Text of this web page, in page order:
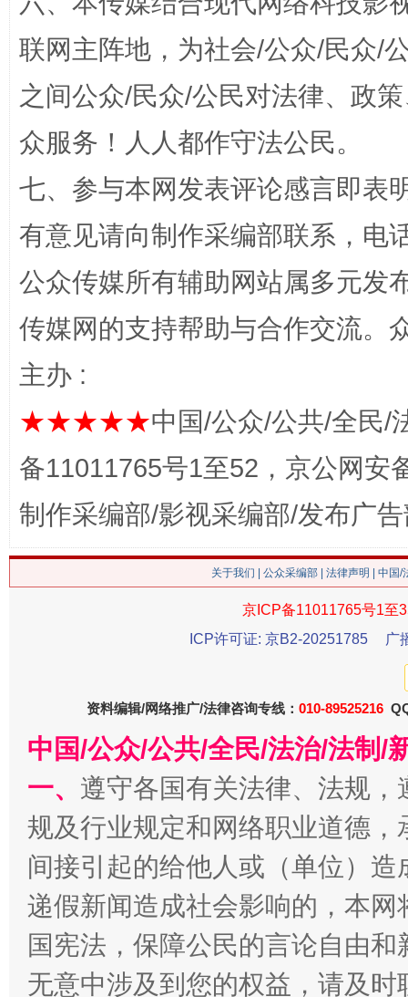
招工难、用工荒背后
网上购药对药下症？
这是一记警钟！ 谢
在谋一域中谋全局
今
习近平的博鳌关键词
魏明亮
联网主阵地，为社会/公众/民众/
之间公众/民众/公民对法律、政
众服务！人人都作守法公民。
七、参与本网发表评论感言即表
有意见请向制作采编部联系，电
公众传媒所有辅助网站属多元发
传媒网的支持帮助与合作交流。
主办 :
★★★★★中国/公众/公共/全民/
备11011765号1至52，京公网安
制作采编部/影视采编部/发布广
关于我们 公众采编部 法律声明 | 中国
京ICP备11011765号1至
ICP许可证: 京B2-20251785
广
资料编辑/网络推广/法律咨询专线： 010-89525216
中国/公众/公共/全民/法治/法制/
一、 遵守各国有关法律、法规
规及行业规定和网络职业道德
间接引起的给他人或（单位）
递假新闻造成社会影响的，本
国宪法，保障公民的言论自由
无意中涉及到您的权益，请及